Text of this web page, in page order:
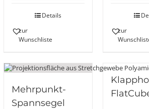
Details
zur
Wunschliste
zur
Mehrpunkt-
Spannsegel